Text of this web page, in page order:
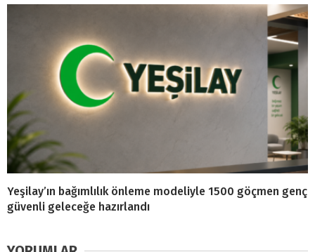
Yeşilay’ın bağımlılık önleme modeliyle 1500 göçmen genç
güvenli geleceğe hazırlandı